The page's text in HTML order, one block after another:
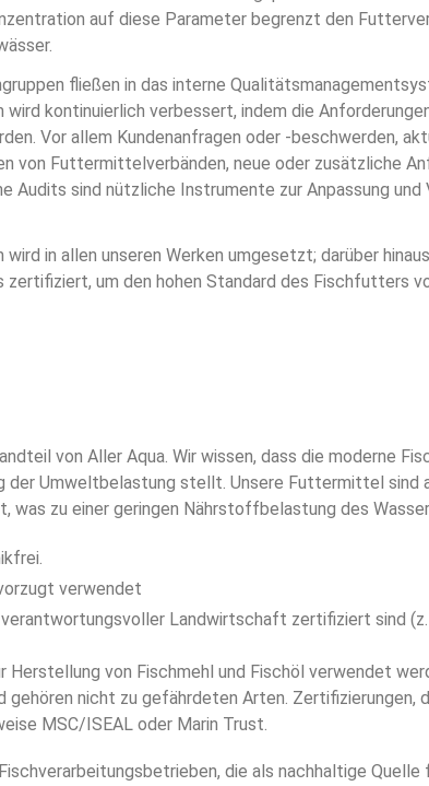
auf diese Parameter begrenzt den
fließen in das interne
kontinuierlich verbessert, indem die
Vor allem Kundenanfragen oder -beschwerden,
von Futtermittelverbänden, neue oder zusätzliche
Audits sind nützliche Instrumente zur Anpassung und
in allen unseren Werken umgesetzt; darüber
um den hohen Standard des Fischfutters
von Aller Aqua. Wir wissen, dass die moderne
der Umweltbelastung stellt. Unsere Futtermittel sind
was zu einer geringen Nährstoffbelastung des
verwendet
Landwirtschaft zertifiziert sind (z.
Herstellung von Fischmehl und Fischöl verwendet
gehören nicht zu gefährdeten Arten. Zertifizierungen,
MSC/ISEAL oder Marin Trust.
die als nachhaltige